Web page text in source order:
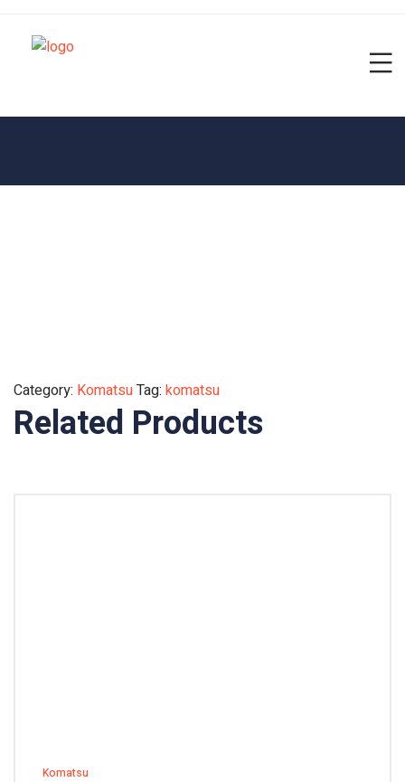
Category: KomatsuTag: komatsu
Related Products
Komatsu